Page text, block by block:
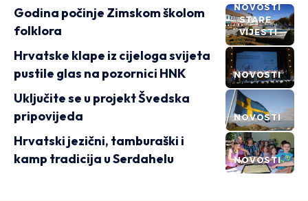
NOVOSTI
STARE
VIJESTI
Godina počinje Zimskom školom
folklora
NOVOSTI
Hrvatske klape iz cijeloga svijeta
pustile glas na pozornici HNK
NOVOSTI
Uključite se u projekt Švedska
pripovijeda
NOVOSTI
Hrvatski jezični, tamburaški i
kamp tradicija u Serdahelu